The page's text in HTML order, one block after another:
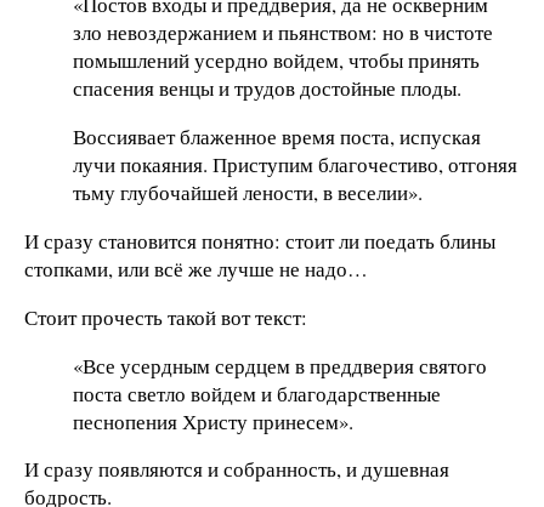
зло невоздержанием и пьянством: но в чистоте
помышлений усердно войдем, чтобы принять
спасения венцы и трудов достойные плоды.
Воссиявает блаженное время поста, испуская
лучи покаяния. Приступим благочестиво, отгоняя
тьму глубочайшей лености, в веселии».
И сразу становится понятно: стоит ли поедать блины
стопками, или всё же лучше не надо…
Стоит прочесть такой вот текст:
«Все усердным сердцем в преддверия святого
поста светло войдем и благодарственные
песнопения Христу принесем».
И сразу появляются и собранность, и душевная
бодрость.